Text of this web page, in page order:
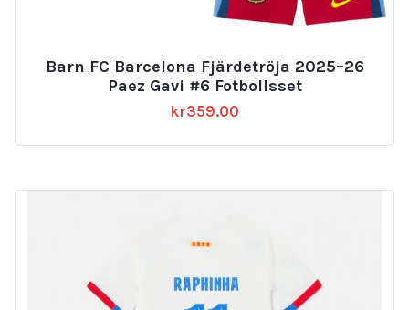
Barn FC Barcelona Fjärdetröja 2025–26
Paez Gavi #6 Fotbollsset
kr359.00